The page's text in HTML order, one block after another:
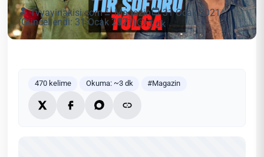
Tvyayinakisi.com Magazin
31 Ocak 2021
(Güncellendi: 31 Ocak 2021)
3 dk
470 kelime Okuma: ~3 dk #Magazin